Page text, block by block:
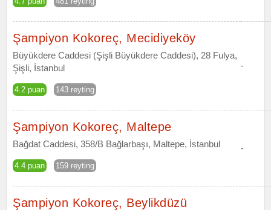
Şampiyon Kokoreç, Mecidiyeköy
Büyükdere Caddesi (Şişli Büyükdere Caddesi), 28 Fulya,
Şişli, İstanbul
4.2 puan 143 reyting
-
Şampiyon Kokoreç, Maltepe
Bağdat Caddesi, 358/B Bağlarbaşı, Maltepe, İstanbul
4.4 puan 159 reyting
-
Şampiyon Kokoreç, Beylikdüzü